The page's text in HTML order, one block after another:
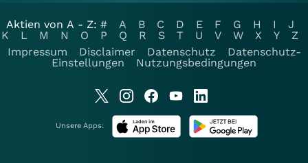
Aktien von A - Z: # A B C D E F G H I
J
K
L M N O P Q R S T U V W X Y
Z
Impressum
Disclaimer Datenschutz
Datenschutz-
Einstellungen
Nutzungsbedingungen
Unsere Apps: